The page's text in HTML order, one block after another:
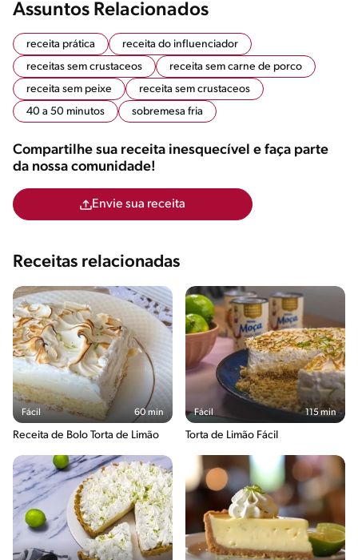
Assuntos Relacionados
receita prática
receita do influenciador
receitas sem crustaceos
receita sem carne de porco
receita sem peixe
receita sem crustaceos
40 a 50 minutos
sobremesa fria
Compartilhe sua receita inesquecível e faça parte
da nossa comunidade!
Envie sua receita
Receitas relacionadas
Fácil 60 min
Receita de Bolo Torta de Limão
Fácil 115 min
Torta de Limão Fácil